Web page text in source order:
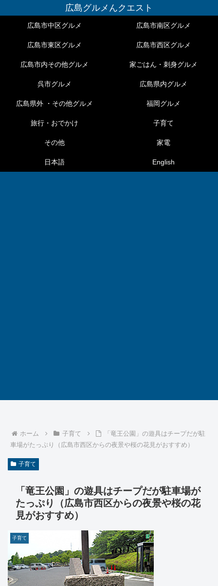
広島グルメんクエスト
広島市中区グルメ 広島市南区グルメ
広島市東区グルメ 広島市西区グルメ
広島市内その他グルメ 家ごはん・刺身グルメ
呉市グルメ 広島県内グルメ
広島県外 ・その他グルメ 福岡グルメ
旅行・おでかけ 子育て
その他 家電
日本語 English
ホーム 子育て
「竜王公園」の遊具はチープだが駐
車場がたっぷり（広島市西区からの夜景や桜の花見がおすすめ）
子育て
「竜王公園」の遊具はチープだが駐車場が
たっぷり（広島市西区からの夜景や桜の花
見がおすすめ）
子育て